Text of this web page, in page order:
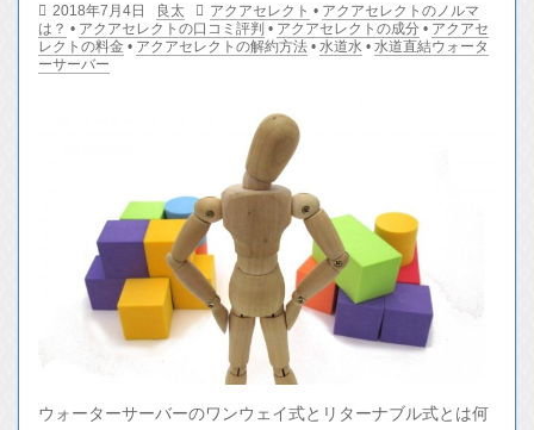
2018年7月4日 良太 アクアセレクト • アクアセレクトのノルマ
は？ • アクアセレクトの口コミ評判 • アクアセレクトの成分 • アクアセ
レクトの料金 • アクアセレクトの解約方法 • 水道水 • 水道直結ウォータ
ーサーバー
ウォーターサーバーのワンウェイ式とリターナブル式とは何